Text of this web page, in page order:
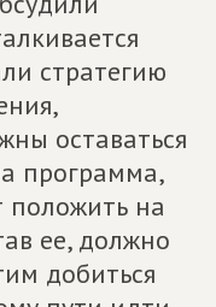
стратегию
оставаться
программа,
положить на
ее, должно
добиться